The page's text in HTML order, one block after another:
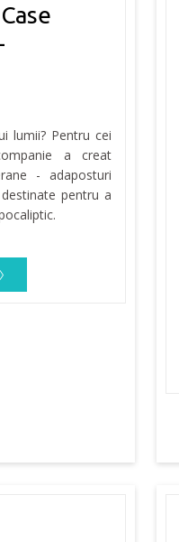
lumii? Pentru cei
a creat
- adaposturi
pentru a